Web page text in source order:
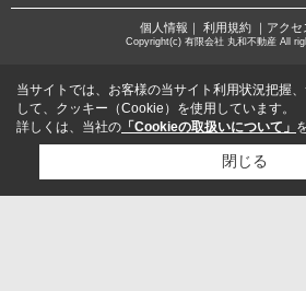
個人情報 ｜ 利用規約｜ アクセ
Copyright(c) 有限会社 丸和不動産 All
当サイトでは、お客様の当サイト利用状況把握
して、クッキー（Cookie）を使用しています。
詳しくは、当社の 「Cookieの取扱いについて」
閉じる